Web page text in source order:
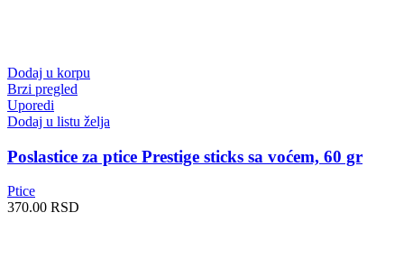
Dodaj u korpu
Brzi pregled
Uporedi
Dodaj u listu želja
Poslastice za ptice Prestige sticks sa voćem, 60 gr
Ptice
370.00 RSD